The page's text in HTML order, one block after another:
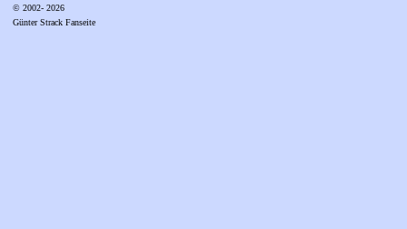
© 2002- 2026
Günter Strack Fanseite